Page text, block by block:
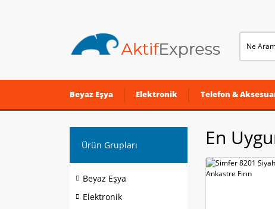
Beyaz Eşya Elektronik Telefon &
Ürün Grupları
Beyaz Eşya
Elektronik
En